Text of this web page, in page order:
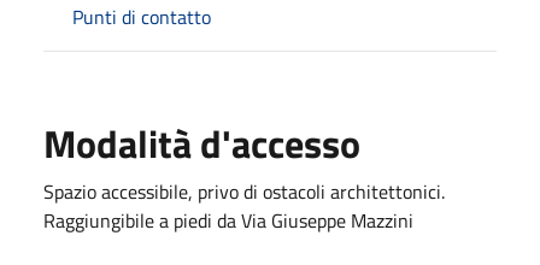
Punti di contatto
Modalità d'accesso
Spazio accessibile, privo di ostacoli architettonici.
Raggiungibile a piedi da Via Giuseppe Mazzini